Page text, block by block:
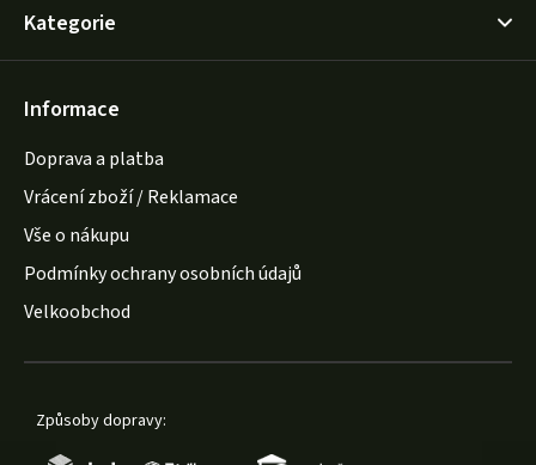
Kategorie
Informace
Doprava a platba
Vrácení zboží / Reklamace
Vše o nákupu
Podmínky ochrany osobních údajů
Velkoobchod
Způsoby dopravy: